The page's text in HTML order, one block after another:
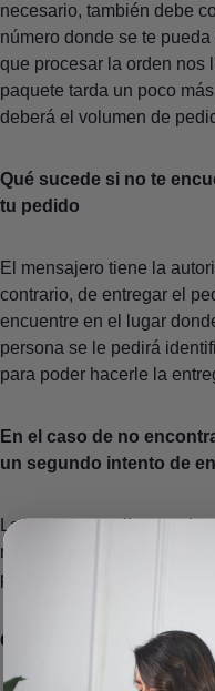
necesario, también debe
número donde se te
que procesar la orden nos
paquete tarda un poco
deberá el volumen de
Qué sucede si no te
tu pedido
El mensajero tiene la
contrario, de entregar el
encuentre en el lugar
persona se le pedirá
para poder hacerle la
En el caso de no
un segundo intento de
La empresa realiza tres
ninguno se tenga éxito el
puede realizar un nuevo
Cómo rastrear tu pedido